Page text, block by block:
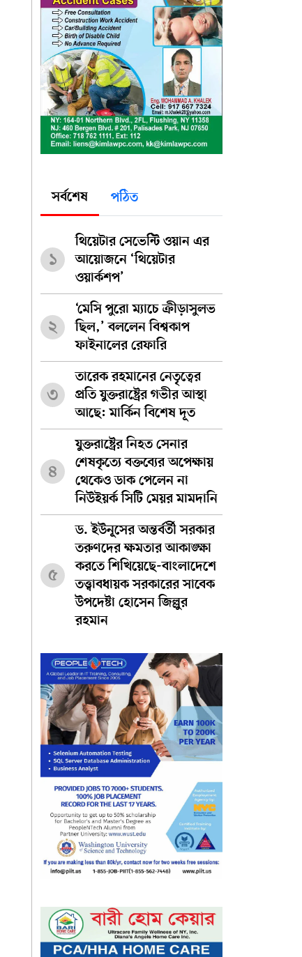
সর্বশেষ পঠিত
১
থিয়েটার সেভেন্টি ওয়ান এর
আয়োজনে ‘থিয়েটার
ওয়ার্কশপ’
২
‘মেসি পুরো ম্যাচে ক্রীড়াসুলভ
ছিল,’ বললেন বিশ্বকাপ
ফাইনালের রেফারি
৩
তারেক রহমানের নেতৃত্বের
প্রতি যুক্তরাষ্ট্রের গভীর আস্থা
আছে: মার্কিন বিশেষ দূত
৪
যুক্তরাষ্ট্রের নিহত সেনার
শেষকৃত্যে বক্তব্যের অপেক্ষায়
থেকেও ডাক পেলেন না
নিউইয়র্ক সিটি মেয়র মামদানি
৫
ড. ইউনূসের অন্তর্বর্তী সরকার
তরুণদের ক্ষমতার আকাঙ্ক্ষা
করতে শিখিয়েছে-বাংলাদেশে
তত্ত্বাবধায়ক সরকারের সাবেক
উপদেষ্টা হোসেন জিল্লুর
রহমান